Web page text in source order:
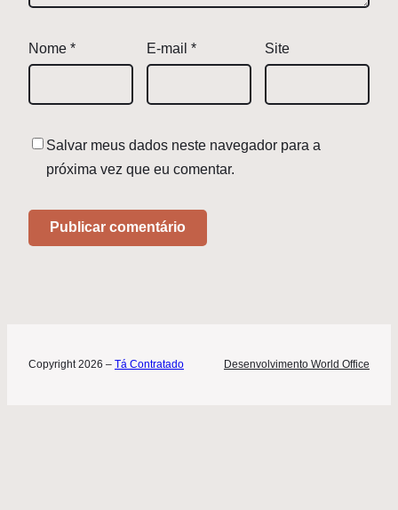
Nome * E-mail * Site
Salvar meus dados neste navegador para a
próxima vez que eu comentar.
Copyright 2026 – Tá Contratado Desenvolvimento World Office